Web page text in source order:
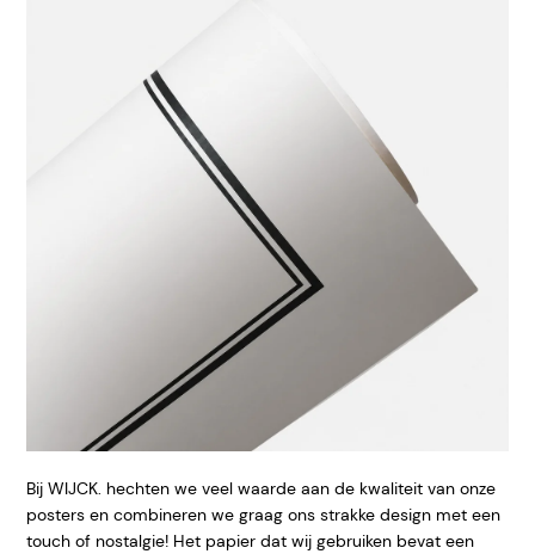
Bij WIJCK. hechten we veel waarde aan de kwaliteit van onze
posters en combineren we graag ons strakke design met een
touch of nostalgie! Het papier dat wij gebruiken bevat een